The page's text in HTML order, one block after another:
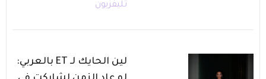
تليفزيون
لين الحايك لـ ET بالعربي: